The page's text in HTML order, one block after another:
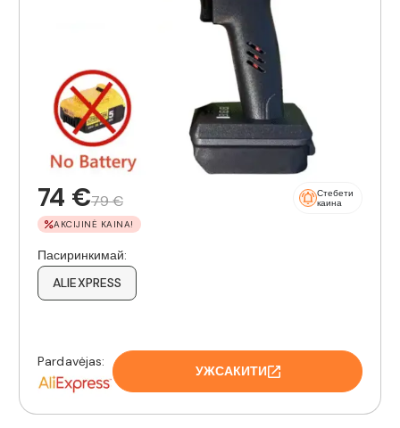
74 €79 €
Стебети
каина
AKCIJINĖ KAINA!
Пасиринкимай:
ALIEXPRESS
Pardavėjas:
УЖСАКИТИ